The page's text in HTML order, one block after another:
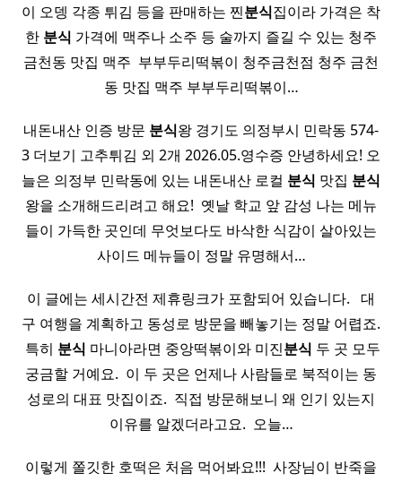
이 오뎅 각종 튀김 등을 판매하는 찐분식집이라 가격은 착
한 분식 가격에 맥주나 소주 등 술까지 즐길 수 있는 청주
금천동 맛집 맥주 ​ 부부두리떡볶이 청주금천점 청주 금천
동 맛집 맥주 부부두리떡볶이…
내돈내산 인증 방문 분식왕 경기도 의정부시 민락동 574-
3 더보기 고추튀김 외 2개 2026.05.영수증 안녕하세요! 오
늘은 의정부 민락동에 있는 내돈내산 로컬 분식 맛집 분식
왕을 소개해드리려고 해요! ​ 옛날 학교 앞 감성 나는 메뉴
들이 가득한 곳인데 무엇보다도 바삭한 식감이 살아있는
사이드 메뉴들이 정말 유명해서…
이 글에는 세시간전 제휴링크가 포함되어 있습니다. ​ ​ 대
구 여행을 계획하고 동성로 방문을 빼놓기는 정말 어렵죠.
​ 특히 분식 마니아라면 중앙떡볶이와 미진분식 두 곳 모두
궁금할 거예요. ​ 이 두 곳은 언제나 사람들로 북적이는 동
성로의 대표 맛집이죠. ​ 직접 방문해보니 왜 인기 있는지
이유를 알겠더라고요. ​ 오늘…
이렇게 쫄깃한 호떡은 처음 먹어봐요!!! ​ 사장님이 반죽을